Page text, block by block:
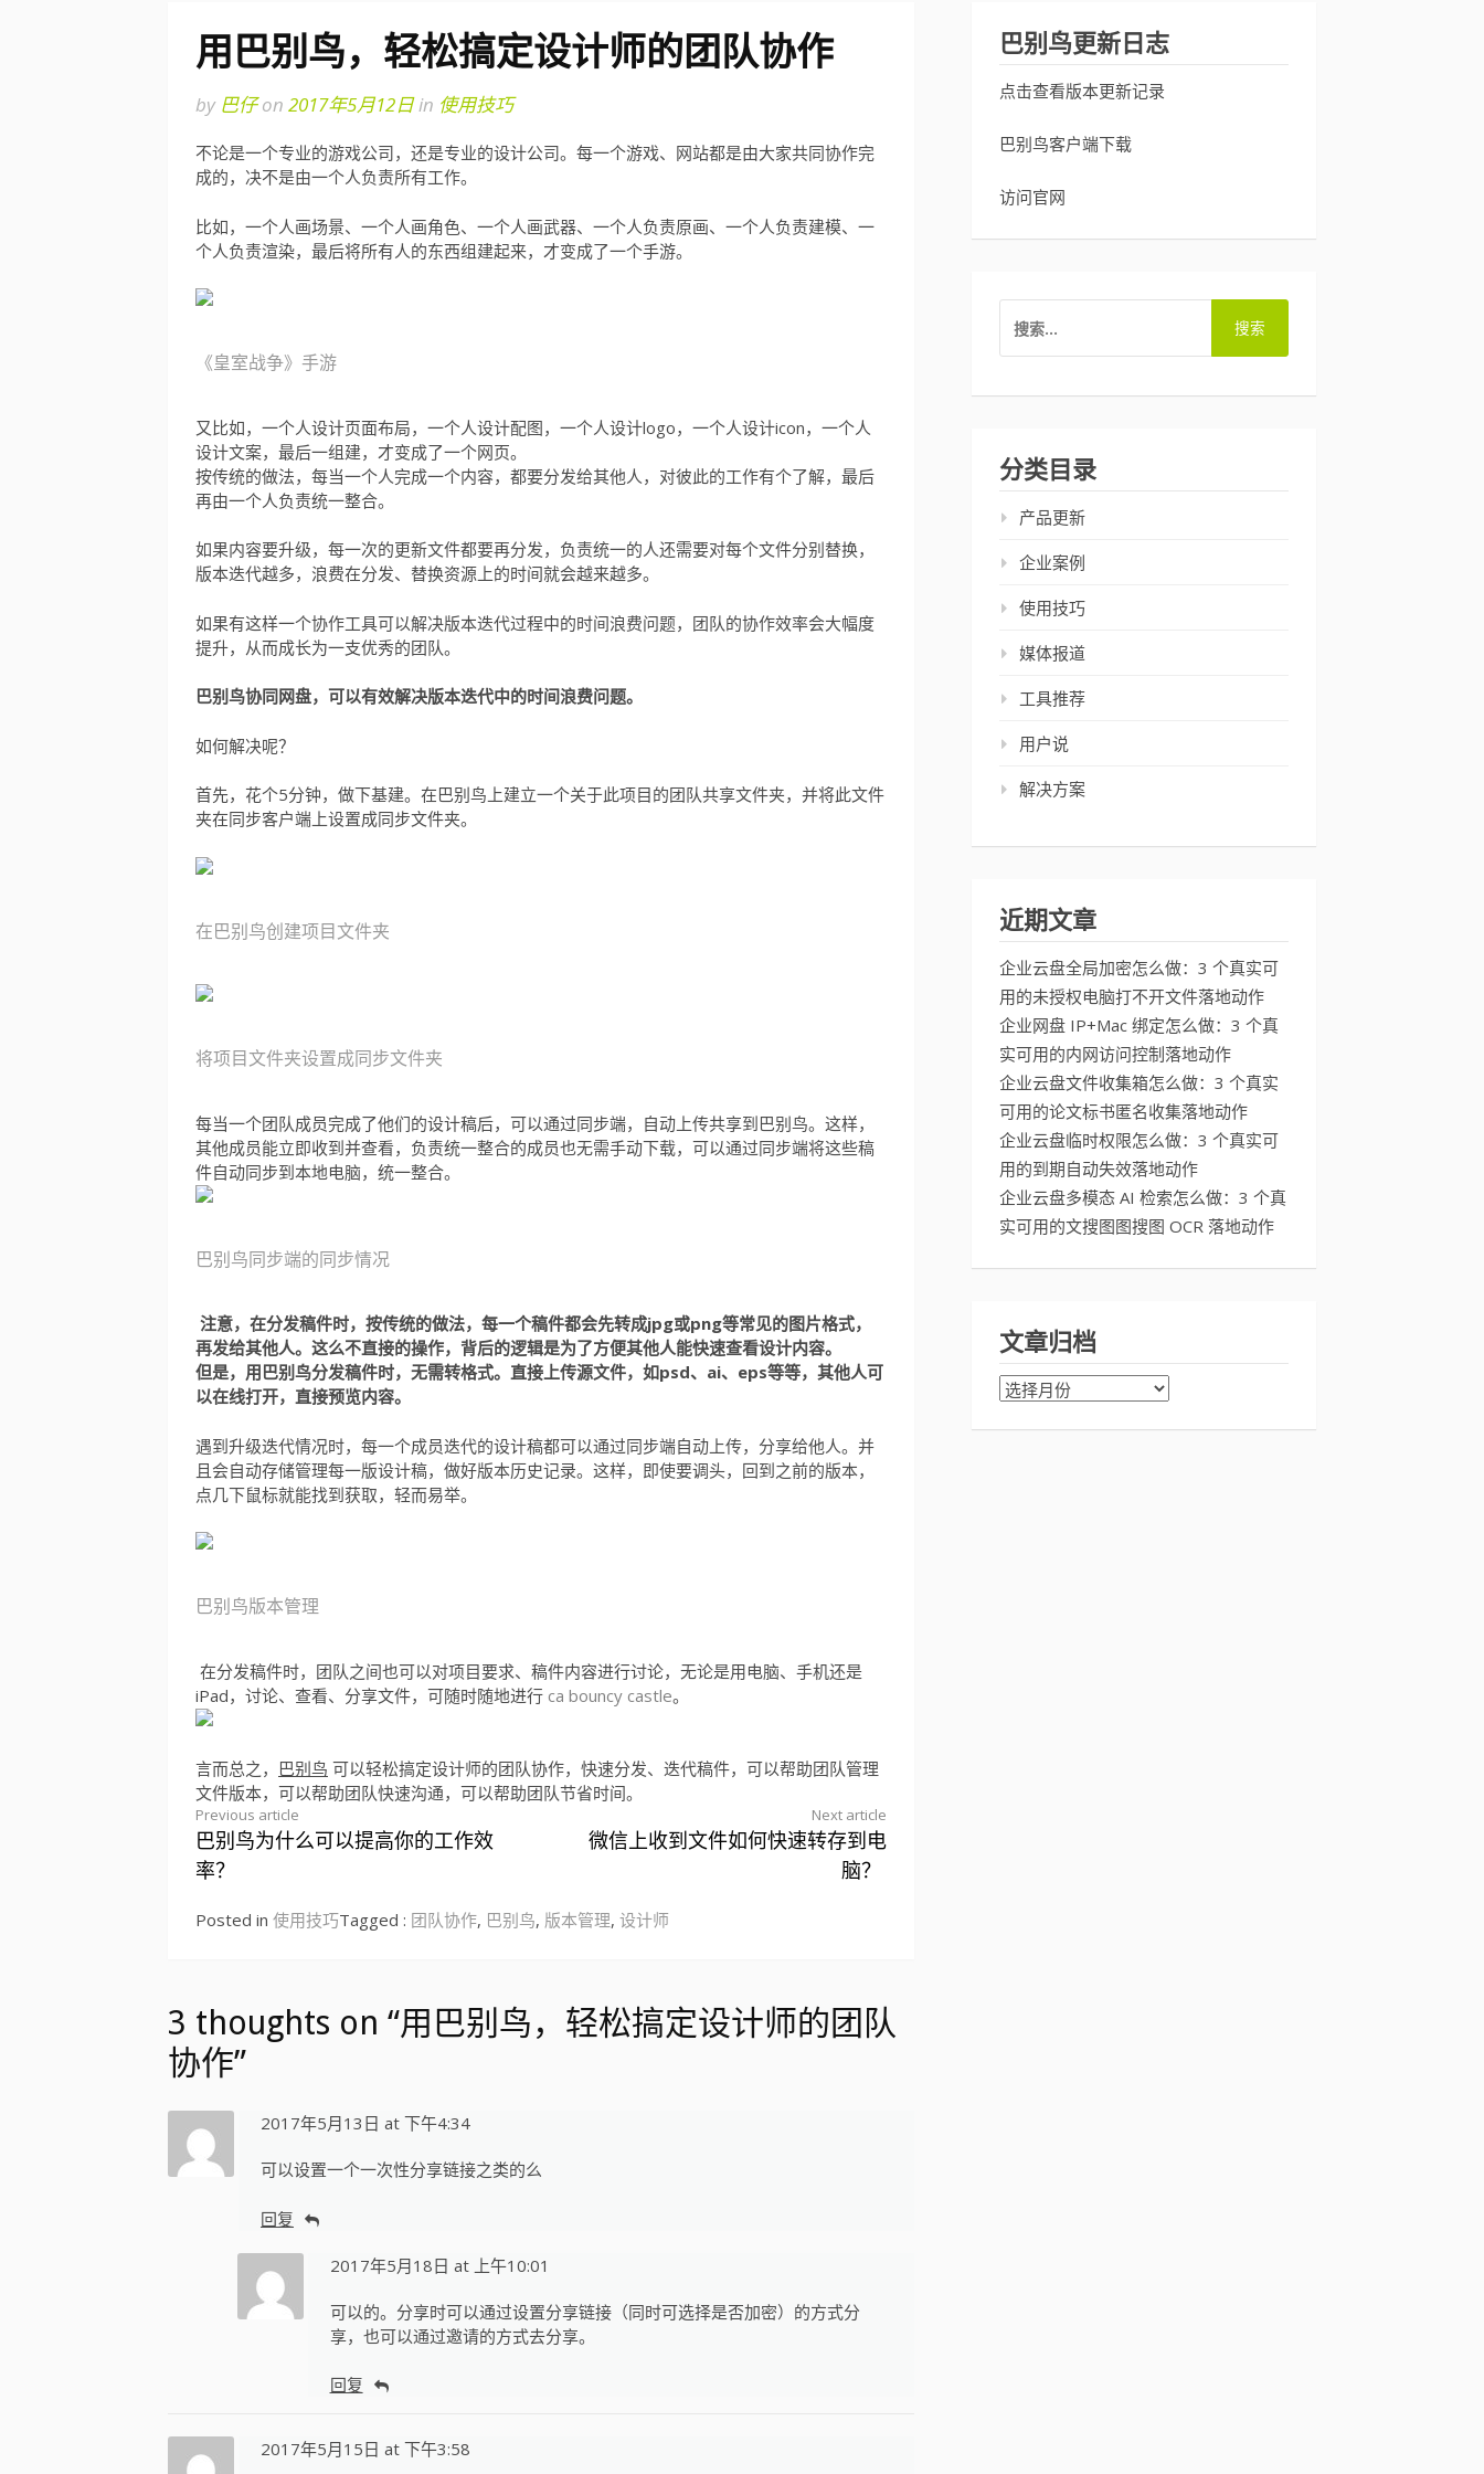
用巴别鸟，轻松搞定设计师的团队协作
by 巴仔on 2017年5月12日in 使用技巧
不论是一个专业的游戏公司，还是专业的设计公司。每一个游戏、网站都是由大家共同协作完
成的，决不是由一个人负责所有工作。
比如，一个人画场景、一个人画角色、一个人画武器、一个人负责原画、一个人负责建模、一
个人负责渲染，最后将所有人的东西组建起来，才变成了一个手游。
《皇室战争》手游
又比如，一个人设计页面布局，一个人设计配图，一个人设计logo，一个人设计icon，一个人
设计文案，最后一组建，才变成了一个网页。
按传统的做法，每当一个人完成一个内容，都要分发给其他人，对彼此的工作有个了解，最后
再由一个人负责统一整合。
如果内容要升级，每一次的更新文件都要再分发，负责统一的人还需要对每个文件分别替换，
版本迭代越多，浪费在分发、替换资源上的时间就会越来越多。
如果有这样一个协作工具可以解决版本迭代过程中的时间浪费问题，团队的协作效率会大幅度
提升，从而成长为一支优秀的团队。
巴别鸟协同网盘，可以有效解决版本迭代中的时间浪费问题。
如何解决呢？
首先，花个5分钟，做下基建。在巴别鸟上建立一个关于此项目的团队共享文件夹，并将此文件
夹在同步客户端上设置成同步文件夹。
在巴别鸟创建项目文件夹
将项目文件夹设置成同步文件夹
每当一个团队成员完成了他们的设计稿后，可以通过同步端，自动上传共享到巴别鸟。这样，
其他成员能立即收到并查看，负责统一整合的成员也无需手动下载，可以通过同步端将这些稿
件自动同步到本地电脑，统一整合。
巴别鸟同步端的同步情况
注意，在分发稿件时，按传统的做法，每一个稿件都会先转成jpg或png等常见的图片格式，
再发给其他人。这么不直接的操作，背后的逻辑是为了方便其他人能快速查看设计内容。
但是，用巴别鸟分发稿件时，无需转格式。直接上传源文件，如psd、ai、eps等等，其他人可
以在线打开，直接预览内容。
遇到升级迭代情况时，每一个成员迭代的设计稿都可以通过同步端自动上传，分享给他人。并
且会自动存储管理每一版设计稿，做好版本历史记录。这样，即使要调头，回到之前的版本，
点几下鼠标就能找到获取，轻而易举。
巴别鸟版本管理
在分发稿件时，团队之间也可以对项目要求、稿件内容进行讨论，无论是用电脑、手机还是
iPad，讨论、查看、分享文件，可随时随地进行 ca bouncy castle。
言而总之， 巴别鸟 可以轻松搞定设计师的团队协作，快速分发、迭代稿件，可以帮助团队管理
文件版本，可以帮助团队快速沟通，可以帮助团队节省时间。
Continue
Reading
Previous article
巴别鸟为什么可以提高你的工作效
率？
Next article
微信上收到文件如何快速转存到电
脑？
Posted in 使用技巧Tagged : 团队协作, 巴别鸟, 版本管理, 设计师
3 thoughts on “用巴别鸟，轻松搞定设计师的团队
协作”
2017年5月13日 at 下午4:34
可以设置一个一次性分享链接之类的么
回复
2017年5月18日 at 上午10:01
可以的。分享时可以通过设置分享链接（同时可选择是否加密）的方式分
享，也可以通过邀请的方式去分享。
回复
2017年5月15日 at 下午3:58
巴别鸟更新日志
点击查看版本更新记录
巴别鸟客户端下载
访问官网
索：
分类目录
产品更新
企业案例
使用技巧
媒体报道
工具推荐
用户说
解决方案
近期文章
企业云盘全局加密怎么做：3 个真实可
用的未授权电脑打不开文件落地动作
企业网盘 IP+Mac 绑定怎么做：3 个真
实可用的内网访问控制落地动作
企业云盘文件收集箱怎么做：3 个真实
可用的论文标书匿名收集落地动作
企业云盘临时权限怎么做：3 个真实可
用的到期自动失效落地动作
企业云盘多模态 AI 检索怎么做：3 个真
实可用的文搜图图搜图 OCR 落地动作
文章归档
文
归